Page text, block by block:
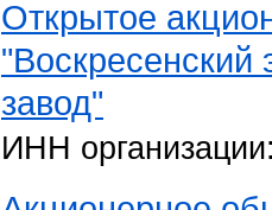
Открытое
"Воскресенский
завод"
ИНН